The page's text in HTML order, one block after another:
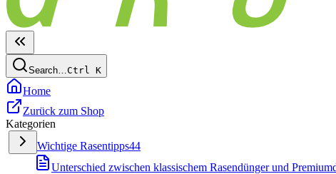
Search…Ctrl K
Home
Zurück zum Shop
Kategorien
Wichtige Rasentipps44
Unterschied zwischen klassischem Rasendünger und